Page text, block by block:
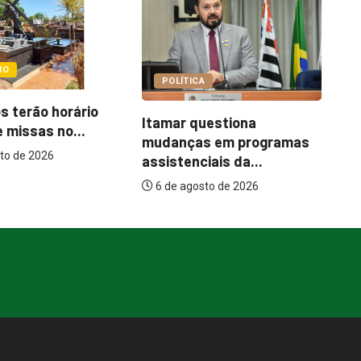
em programas
da...
COTIDIANO
Abordagem social à
população em situação
de...
6 de agosto de 2026